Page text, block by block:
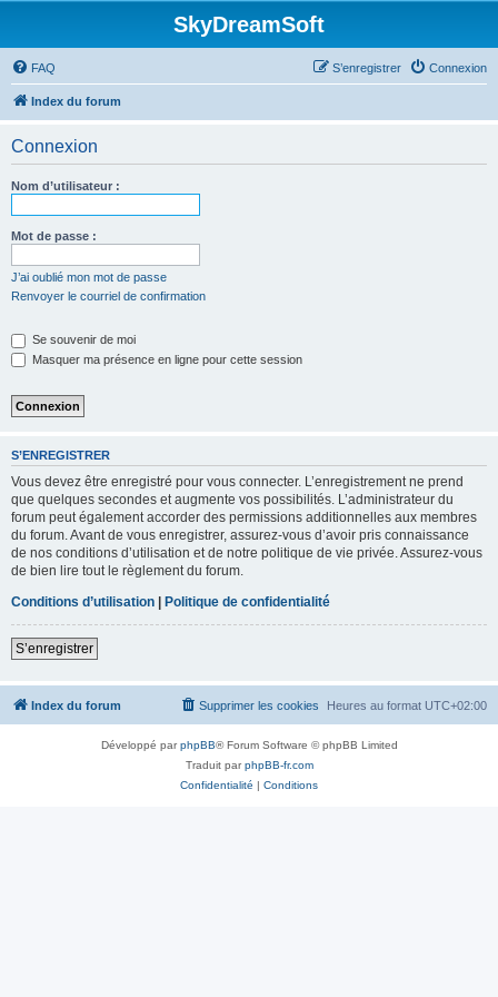
SkyDreamSoft
FAQ Connexion
S’enregistrer
Index du forum
Connexion
Nom d’utilisateur :
Mot de passe :
J’ai oublié mon mot de passe
Renvoyer le courriel de confirmation
Se souvenir de moi
Masquer ma présence en ligne pour cette session
S’ENREGISTRER
Vous devez être enregistré pour vous connecter. L’enregistrement ne prend
que quelques secondes et augmente vos possibilités. L’administrateur du
forum peut également accorder des permissions additionnelles aux membres
du forum. Avant de vous enregistrer, assurez-vous d’avoir pris connaissance
de nos conditions d’utilisation et de notre politique de vie privée. Assurez-vous
de bien lire tout le règlement du forum.
Conditions d’utilisation | Politique de confidentialité
S’enregistrer
Index du forum Heures au format UTC+02:00
Supprimer les cookies
Développé parphpBB® Forum Software © phpBB Limited
Traduit parphpBB-fr.com
Confidentialité | Conditions